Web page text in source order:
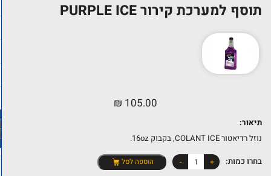
תוסף למערכת קירור PURPLE ICE
₪ 105.00
תיאור:
נוזל רדיאטור COLANT ICE, בקבוק 16oz.
בחרו כמות:
+
כמות
- הוספה לסל